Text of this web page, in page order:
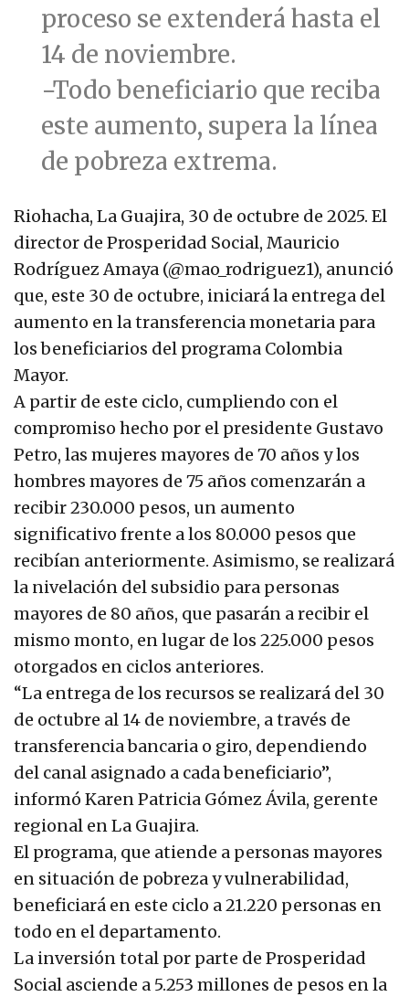
proceso se extenderá hasta el
14 de noviembre.
−Todo beneficiario que reciba
este aumento, supera la línea
de pobreza extrema.
Riohacha, La Guajira, 30 de octubre de 2025. El
director de Prosperidad Social, Mauricio
Rodríguez Amaya (@mao_rodriguez1), anunció
que, este 30 de octubre, iniciará la entrega del
aumento en la transferencia monetaria para
los beneficiarios del programa Colombia
Mayor.
A partir de este ciclo, cumpliendo con el
compromiso hecho por el presidente Gustavo
Petro, las mujeres mayores de 70 años y los
hombres mayores de 75 años comenzarán a
recibir 230.000 pesos, un aumento
significativo frente a los 80.000 pesos que
recibían anteriormente. Asimismo, se realizará
la nivelación del subsidio para personas
mayores de 80 años, que pasarán a recibir el
mismo monto, en lugar de los 225.000 pesos
otorgados en ciclos anteriores.
“La entrega de los recursos se realizará del 30
de octubre al 14 de noviembre, a través de
transferencia bancaria o giro, dependiendo
del canal asignado a cada beneficiario”,
informó Karen Patricia Gómez Ávila, gerente
regional en La Guajira.
El programa, que atiende a personas mayores
en situación de pobreza y vulnerabilidad,
beneficiará en este ciclo a 21.220 personas en
todo en el departamento.
La inversión total por parte de Prosperidad
Social asciende a 5.253 millones de pesos en la